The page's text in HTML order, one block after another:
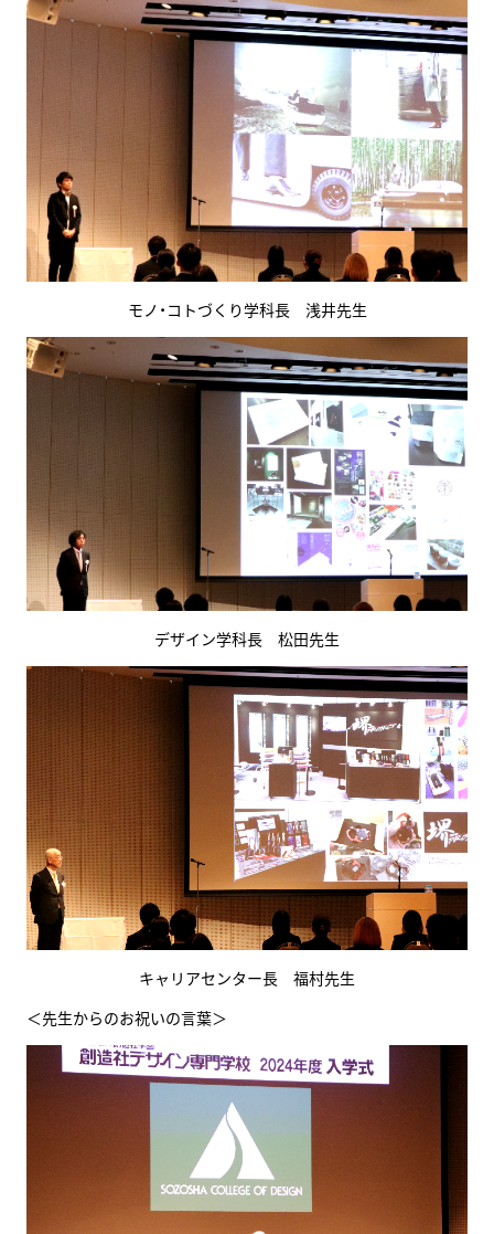
モノ・コトづくり学科長 浅井先生
デザイン学科長 松田先生
キャリアセンター長 福村先生
＜先生からのお祝いの言葉＞